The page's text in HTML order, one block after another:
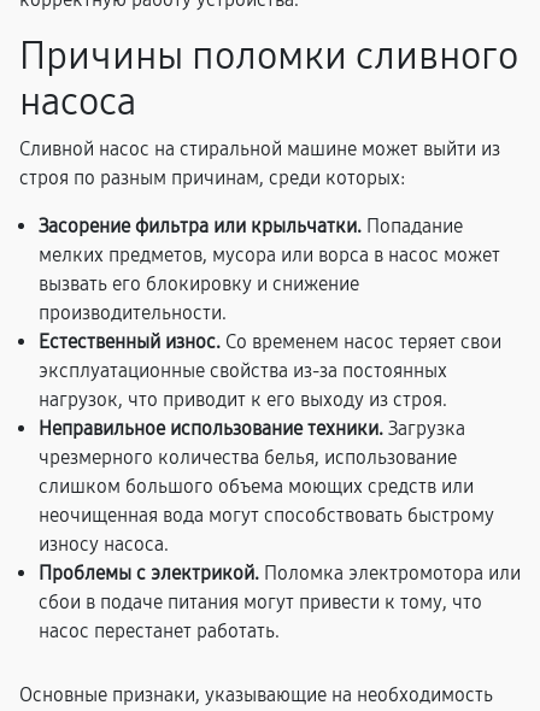
Причины поломки сливного
насоса
Сливной насос на стиральной машине может выйти из
строя по разным причинам, среди которых:
Засорение фильтра или крыльчатки. Попадание
мелких предметов, мусора или ворса в насос может
вызвать его блокировку и снижение
производительности.
Естественный износ. Со временем насос теряет свои
эксплуатационные свойства из-за постоянных
нагрузок, что приводит к его выходу из строя.
Неправильное использование техники. Загрузка
чрезмерного количества белья, использование
слишком большого объема моющих средств или
неочищенная вода могут способствовать быстрому
износу насоса.
Проблемы с электрикой. Поломка электромотора или
сбои в подаче питания могут привести к тому, что
насос перестанет работать.
Основные признаки, указывающие на необходимость